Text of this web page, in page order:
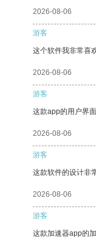
2026-08-06
游客
这个软件我非常喜
2026-08-06
游客
这款app的用户界
2026-08-06
游客
这款软件的设计非
2026-08-06
游客
这款加速器app的